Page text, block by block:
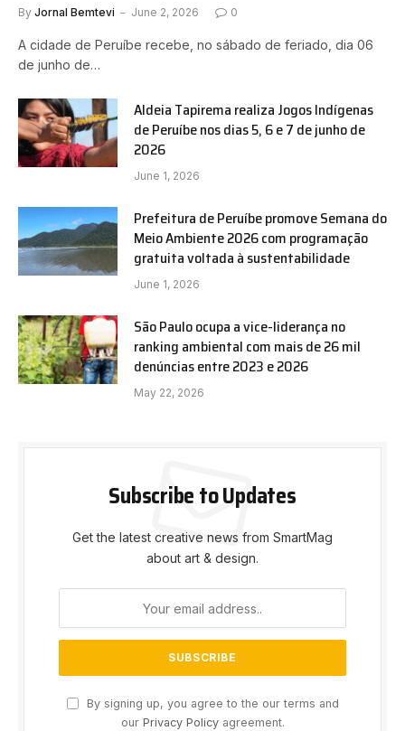
By Jornal Bemtevi June 2, 2026 0
A cidade de Peruíbe recebe, no sábado de feriado, dia 06
de junho de…
Aldeia Tapirema realiza Jogos Indígenas
de Peruíbe nos dias 5, 6 e 7 de junho de
2026
June 1, 2026
Prefeitura de Peruíbe promove Semana do
Meio Ambiente 2026 com programação
gratuita voltada à sustentabilidade
June 1, 2026
São Paulo ocupa a vice-liderança no
ranking ambiental com mais de 26 mil
denúncias entre 2023 e 2026
May 22, 2026
Subscribe to Updates
Get the latest creative news from SmartMag
about art & design.
By signing up, you agree to the our terms and
our Privacy Policyagreement.